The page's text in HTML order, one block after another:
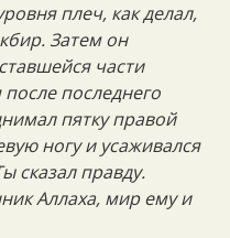
плеч, как делал,
Затем он
части
последнего
пятку правой
ногу и усаживался
сказал правду.
Аллаха, мир ему и